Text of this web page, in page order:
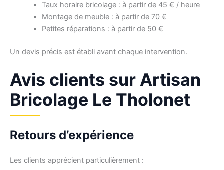
Taux horaire bricolage : à partir de 45 € / heure
Montage de meuble : à partir de 70 €
Petites réparations : à partir de 50 €
Un devis précis est établi avant chaque intervention.
Avis clients sur Artisan
Bricolage Le Tholonet
Retours d’expérience
Les clients apprécient particulièrement :